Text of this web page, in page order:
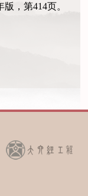
，第414页。